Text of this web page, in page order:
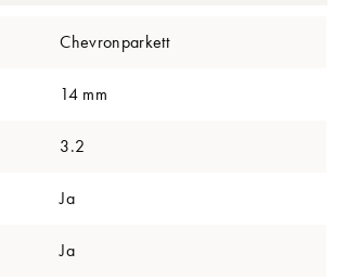
Chevronparkett
14 mm
3.2
Ja
Ja